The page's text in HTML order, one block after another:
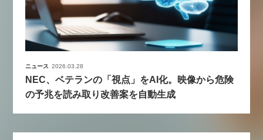
ニュース 2026.03.28
NEC、ベテランの「視点」をAI化。映像から危険
の予兆を読み取り改善案を自動生成